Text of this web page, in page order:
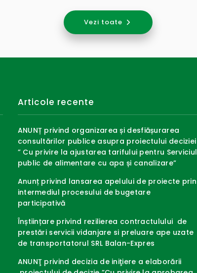
Vezi toate
Articole recente
ANUNȚ privind organizarea și desfiășurarea
consultărilor publice asupra proiectului deciziei
” Cu privire la ajustarea tarifului pentru Serviciul
public de alimentare cu apa și canalizare”
Anunț privind lansarea apelului de proiecte prin
intermediul procesului de bugetare
participativă
Înștiințare privind rezilierea contractulului de
prestări servicii vidanjare si preluare ape uzate
de transportatorul SRL Balan-Expres
ANUNŢ privind decizia de iniţiere a elaborării